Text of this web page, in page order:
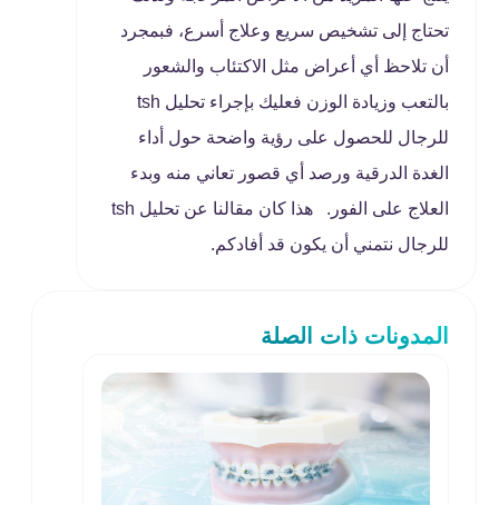
تحتاج إلى تشخيص سريع وعلاج أسرع، فبمجرد
أن تلاحظ أي أعراض مثل الاكتئاب والشعور
بالتعب وزيادة الوزن فعليك بإجراء تحليل tsh
للرجال للحصول على رؤية واضحة حول أداء
الغدة الدرقية ورصد أي قصور تعاني منه وبدء
العلاج على الفور. هذا كان مقالنا عن تحليل tsh
للرجال نتمني أن يكون قد أفادكم.
المدونات ذات الصلة